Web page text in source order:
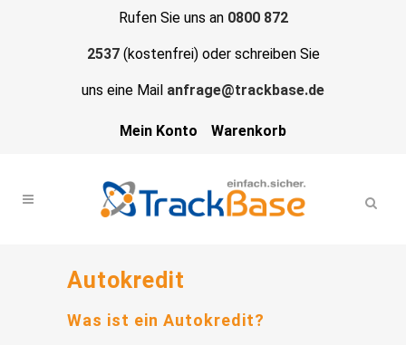
Rufen Sie uns an 0800 872
2537(kostenfrei) oder schreiben Sie
uns eine Mail anfrage@trackbase.de
Mein Konto Warenkorb
Autokredit
Was ist ein Autokredit?